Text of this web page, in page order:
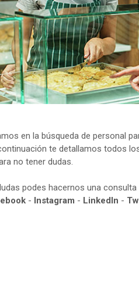
en la búsqueda de personal
te detallamos todos
no tener dudas.
podes hacernos una
- Instagram - LinkedIn -